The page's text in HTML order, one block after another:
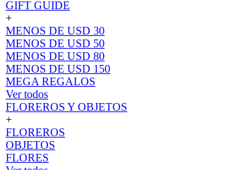
GIFT GUIDE
+
MENOS DE USD 30
MENOS DE USD 50
MENOS DE USD 80
MENOS DE USD 150
MEGA REGALOS
Ver todos
FLOREROS Y OBJETOS
+
FLOREROS
OBJETOS
FLORES